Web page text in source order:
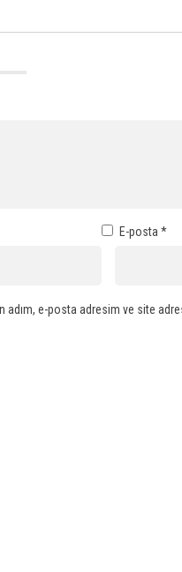
E-posta *
adım, e-posta adresim ve site